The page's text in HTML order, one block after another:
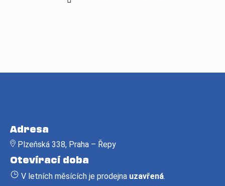
Adresa
Plzeňská 338, Praha – Řepy
Otevírací doba
V letních měsících je prodejna uzavřená.